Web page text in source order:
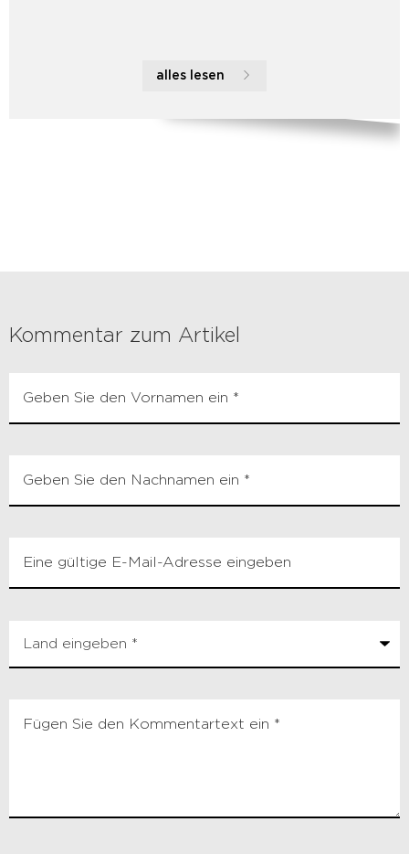
alles lesen
Kommentar zum Artikel